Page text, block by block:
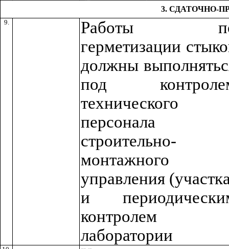
3. СДАТОЧНО-
9.
Работы
герметизации
должны
под
технического
персонала
строительно-
монтажного
управления
и
контролем
лаборатории